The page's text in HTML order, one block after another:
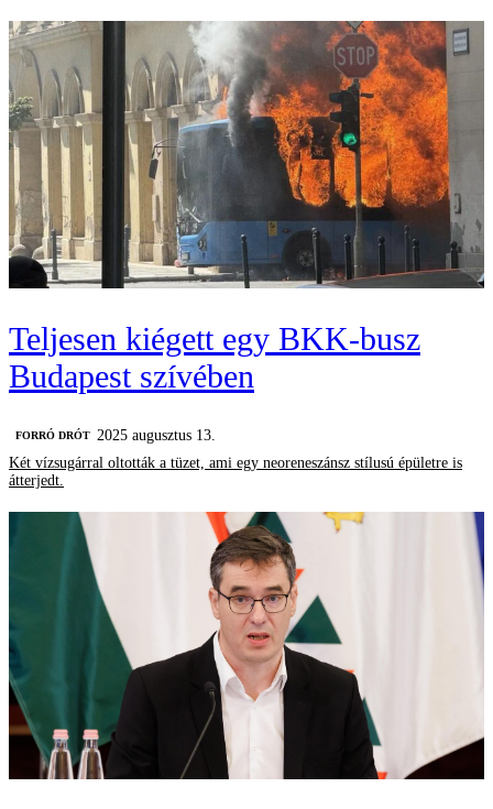
Teljesen kiégett egy BKK-busz
Budapest szívében
FORRÓ DRÓT 2025 augusztus 13.
Két vízsugárral oltották a tüzet, ami egy neoreneszánsz stílusú épületre is
átterjedt.